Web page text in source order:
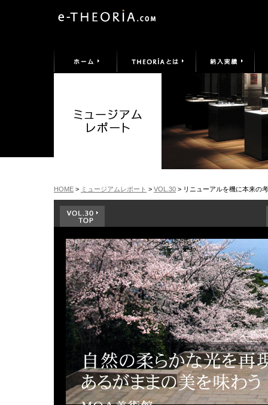
HOME > ミュージアムレポート > VOL.30 > リニューアルを機に本来の